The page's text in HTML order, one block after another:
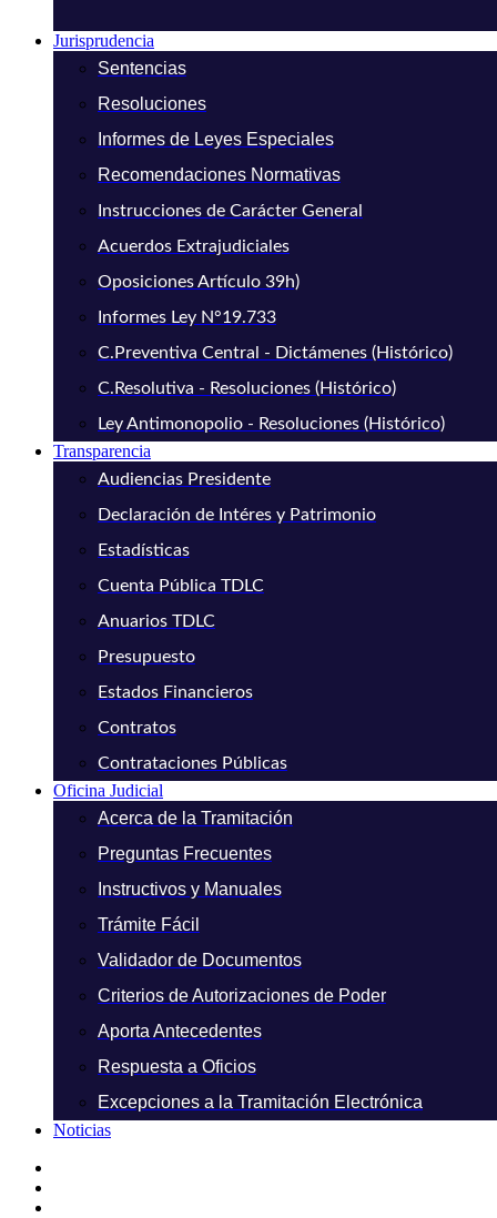
Jurisprudencia
Sentencias
Resoluciones
Informes de Leyes Especiales
Recomendaciones Normativas
Instrucciones de Carácter General
Acuerdos Extrajudiciales
Oposiciones Artículo 39h)
Informes Ley N°19.733
C.Preventiva Central - Dictámenes (Histórico)
C.Resolutiva - Resoluciones (Histórico)
Ley Antimonopolio - Resoluciones (Histórico)
Transparencia
Audiencias Presidente
Declaración de Intéres y Patrimonio
Estadísticas
Cuenta Pública TDLC
Anuarios TDLC
Presupuesto
Estados Financieros
Contratos
Contrataciones Públicas
Oficina Judicial
Acerca de la Tramitación
Preguntas Frecuentes
Instructivos y Manuales
Trámite Fácil
Validador de Documentos
Criterios de Autorizaciones de Poder
Aporta Antecedentes
Respuesta a Oficios
Excepciones a la Tramitación Electrónica
Noticias